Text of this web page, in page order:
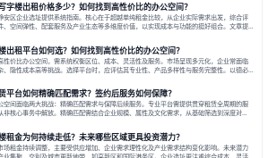
字楼出租价格多少？如何找到高性价比的办公空间？
安区企业选址提供系统指南。核心在于超越单纯租金比较，从企业实际需求出发，综合评
、空间弹性、配套服务及产业生态等多维度价值，以实现成本与功能的挺好组合。文章提
位思维，采用精装灵活空间与共享配套以提升性价比，并通过不同规模企业的实际案例加
指出，专业运营服务商提供的稳定环境、社群活动与产业集聚等增值服务，是很大化空间
业成长的关键。对于许多在
出租平台如何选？如何找到高性价比的办公空间？
性价比办公空间，需系统权衡区位、成本、灵活性及服务。市场呈现多元化，企业常面临
、隐性成本高等挑战。选择平台时，应评估其专业性、产品多样性与服务完整性。以德必
从空间到生态的解决方案，通过特色园区、灵活产品和丰富配套，满足不同企业需求。企
需求，实地考察，选择能支持长期发展、提升竞争力的办公空间。在上海寻找合适的办公
业行政负责人、中小企业主
平台如何精确匹配需求？签约后服务如何保障？
空间面临两大挑战：精确匹配需求与保障后续服务。专业平台需提供贯穿租赁全周期的服
非核心事务中解放。精确匹配需结合企业规模、属性及文化需求，从基础筛选到深度对
需构建覆盖硬件运维、共享配套及专业物业的全周期保障体系。德必集团通过标准化服务
结合，以全国布局和产业生态圈为企业提供稳定支持，体现了从信息撮合到深度服务的能
企业寻找办公空间的过程中，
租金为何持续走低？未来哪些区域更具投资潜力？
场租金持续调整，主要受供应增加、企业需求理性化及产业需求结构变化影响。未来潜力
业集聚、交利及城市更新地带，如高新区和国际港务区。企业选址更注重综合成本、灵活